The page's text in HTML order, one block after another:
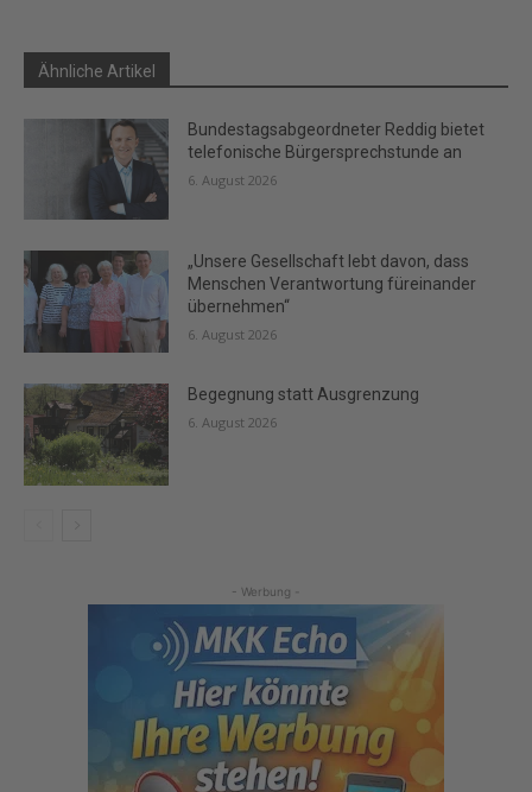
Ähnliche Artikel
Bundestagsabgeordneter Reddig bietet
telefonische Bürgersprechstunde an
6. August 2026
„Unsere Gesellschaft lebt davon, dass
Menschen Verantwortung füreinander
übernehmen“
6. August 2026
Begegnung statt Ausgrenzung
6. August 2026
- Werbung -